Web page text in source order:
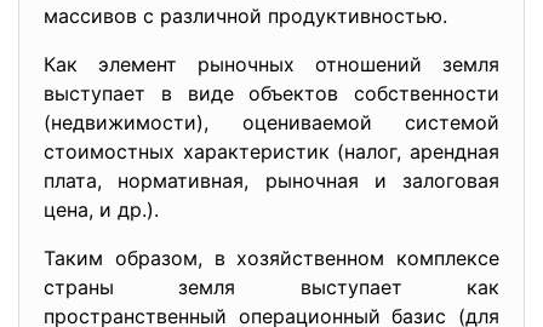
массивов с различной продуктивностью.
Как элемент рыночных отношений земля
выступает в виде объектов собственности
(недвижимости), оцениваемой системой
стоимостных характеристик (налог, арендная
плата, нормативная, рыночная и залоговая
цена, и др.).
Таким образом, в хозяйственном комплексе
страны земля выступает как
пространственный операционный базис (для